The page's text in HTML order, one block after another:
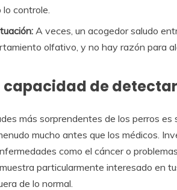
controle.
A veces, un acogedor saludo
olfativo, y no hay razón para
capacidad de
más sorprendentes de los perros
mucho antes que los médicos.
como el cáncer o
particularmente interesado en
de lo normal.